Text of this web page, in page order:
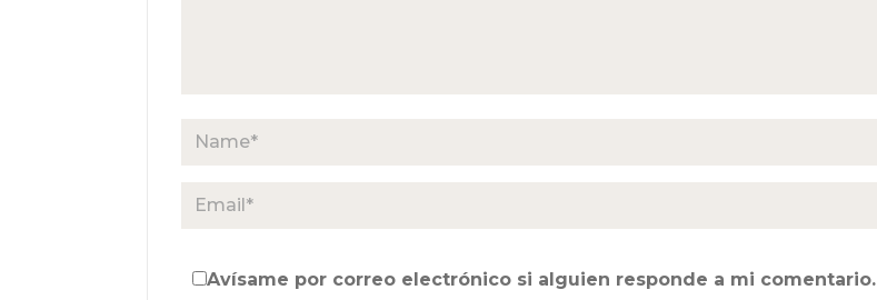
Avísame por correo electrónico si alguien responde a mi comentario.